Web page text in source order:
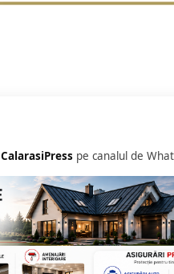
CalarasiPress pe canalul de